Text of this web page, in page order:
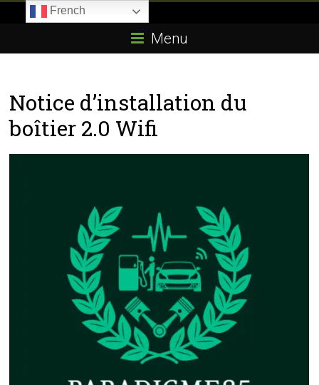
E85.com
passion
du
boîtier
éthanol
Menu
Notice d’installation du
boîtier 2.0 Wifi
French